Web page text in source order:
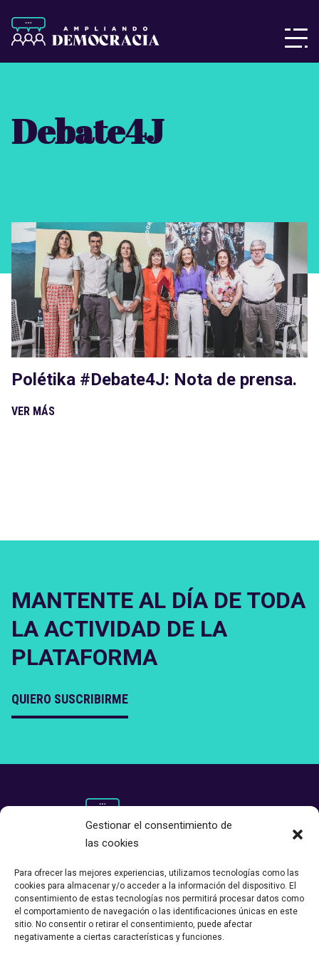
Gestionar el consentimiento de
las cookies
Para ofrecer las mejores experiencias, utilizamos tecnologías como las
cookies para almacenar y/o acceder a la información del dispositivo. El
consentimiento de estas tecnologías nos permitirá procesar datos como
el comportamiento de navegación o las identificaciones únicas en este
sitio. No consentir o retirar el consentimiento, puede afectar
negativamente a ciertas características y funciones.
Debate4J
Polétika #Debate4J: Nota de prensa.
VER MÁS
MANTENTE AL DÍA DE TODA
LA ACTIVIDAD DE LA
PLATAFORMA
QUIERO SUSCRIBIRME